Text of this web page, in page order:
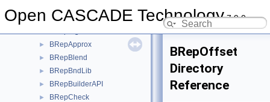
Open CASCADE Technology7.9.0
BRepAlgo
► BRepApprox
► BRepBlend
► BRepBndLib
► BRepBuilderAPI
► BRepCheck
BRepOffset
Directory
Reference